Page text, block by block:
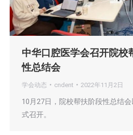
中华口腔医学会召开院校
性总结会
学会动态 cndent 2022年11月2日
10月27日，院校帮扶阶段性总结
式召开。